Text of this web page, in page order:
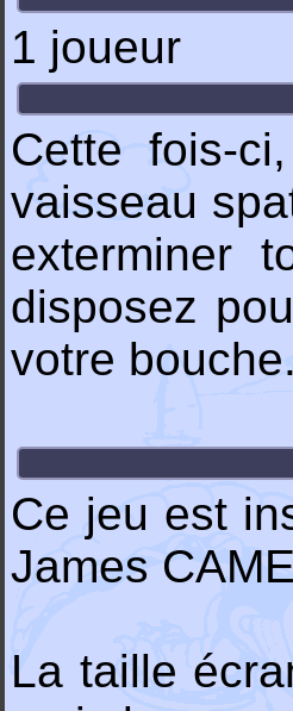
1 joueur
Cette fois-
vaisseau
exterminer
disposez
votre bouche.
Ce jeu est
James
La taille